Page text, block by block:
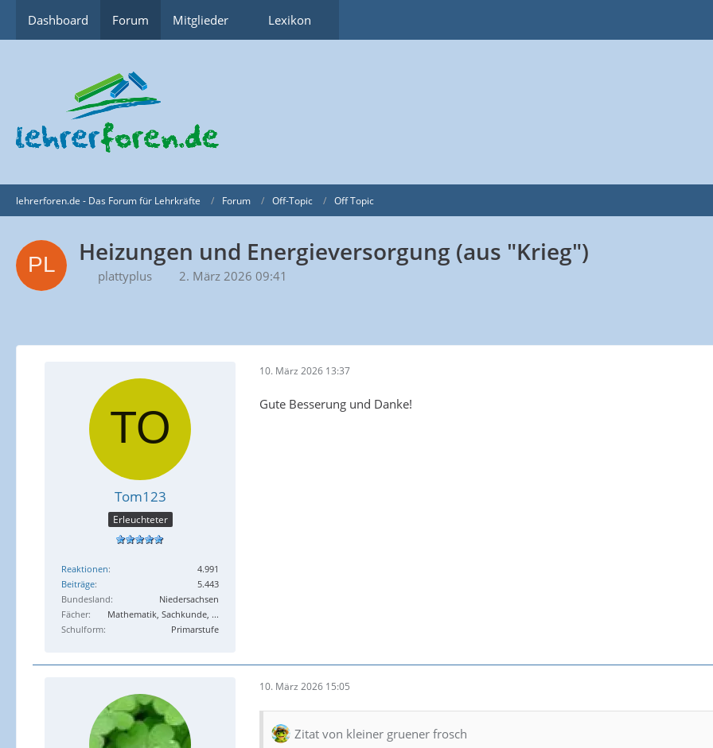
Dashboard Forum Mitglieder Lexikon
lehrerforen.de - Das Forum für Lehrkräfte Forum Off-Topic Off Topic
Heizungen und Energieversorgung (aus "Krieg")
plattyplus 2. März 2026 09:41
Tom123
Erleuchteter
Reaktionen
4.991
Beiträge
5.443
Bundesland
Niedersachsen
Fächer
Mathematik, Sachkunde, ...
Schulform
Primarstufe
10. März 2026 13:37
Gute Besserung und Danke!
10. März 2026 15:05
Zitat von kleiner gruener frosch